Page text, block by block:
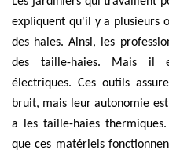
expliquent qu'il y a plusieurs
des haies. Ainsi, les
des taille-haies. Mais il
électriques. Ces outils
bruit, mais leur autonomie
a les taille-haies
que ces matériels